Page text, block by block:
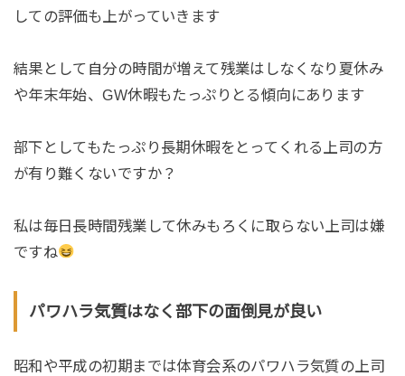
しての評価も上がっていきます
結果として自分の時間が増えて残業はしなくなり夏休み
や年末年始、GW休暇もたっぷりとる傾向にあります
部下としてもたっぷり長期休暇をとってくれる上司の方
が有り難くないですか？
私は毎日長時間残業して休みもろくに取らない上司は嫌
ですね
パワハラ気質はなく部下の面倒見が良い
昭和や平成の初期までは体育会系のパワハラ気質の上司